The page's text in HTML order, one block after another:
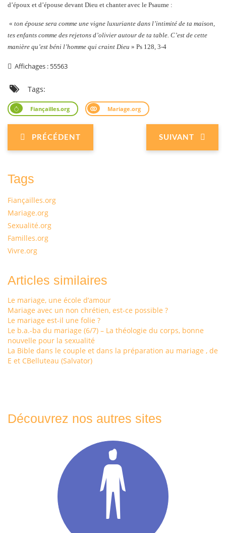
d’époux et d’épouse devant Dieu et chanter avec le Psaume :
« ton épouse sera comme une vigne luxuriante dans l’intimité de ta maison,
tes enfants comme des rejetons d’olivier autour de ta table. C’est de cette
manière qu’est béni l’homme qui craint Dieu » Ps 128, 3-4
Affichages : 55563
Tags:
Fiançailles.org Mariage.org
PRÉCÉDENT SUIVANT
Tags
Fiançailles.org
Mariage.org
Sexualité.org
Familles.org
Vivre.org
Articles similaires
Le mariage, une école d’amour
Mariage avec un non chrétien, est-ce possible ?
Le mariage est-il une folie ?
Le b.a.-ba du mariage (6/7) – La théologie du corps, bonne
nouvelle pour la sexualité
La Bible dans le couple et dans la préparation au mariage , de
E et CBelluteau (Salvator)
Découvrez nos autres sites